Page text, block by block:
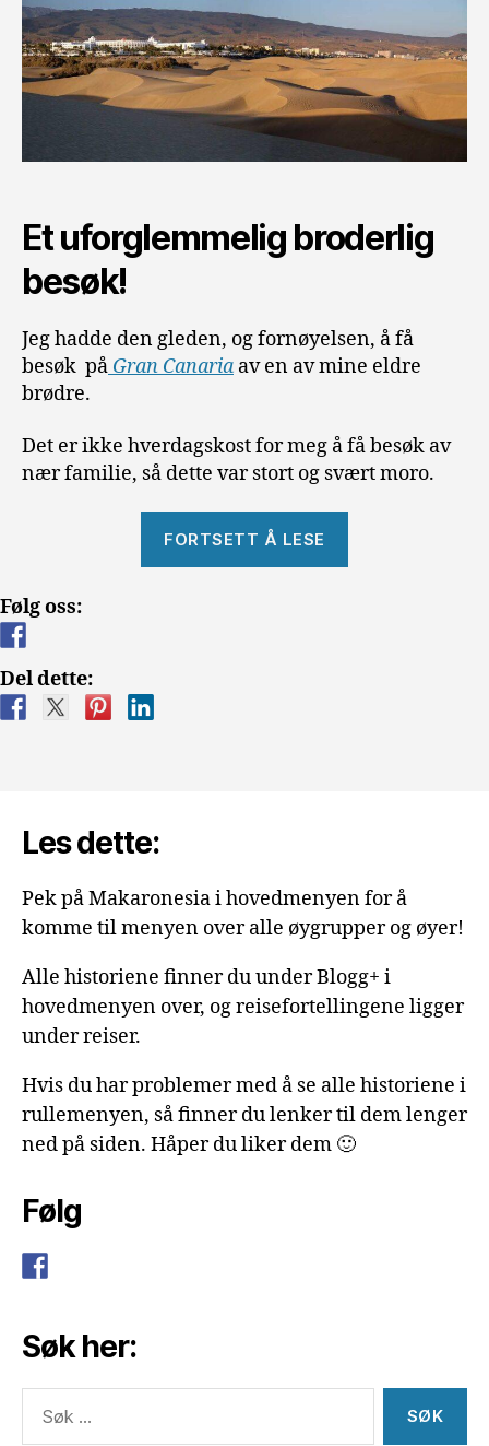
Et uforglemmelig broderlig
besøk!
Jeg hadde den gleden, og fornøyelsen, å få
besøk på Gran Canaria av en av mine eldre
brødre.
Det er ikke hverdagskost for meg å få besøk av
nær familie, så dette var stort og svært moro.
FORTSETT Å LESE
Følg oss:
Del dette:
Les dette:
Pek på Makaronesia i hovedmenyen for å
komme til menyen over alle øygrupper og øyer!
Alle historiene finner du under Blogg+ i
hovedmenyen over, og reisefortellingene ligger
under reiser.
Hvis du har problemer med å se alle historiene i
rullemenyen, så finner du lenker til dem lenger
ned på siden. Håper du liker dem 🙂
Følg
Søk her:
etter: